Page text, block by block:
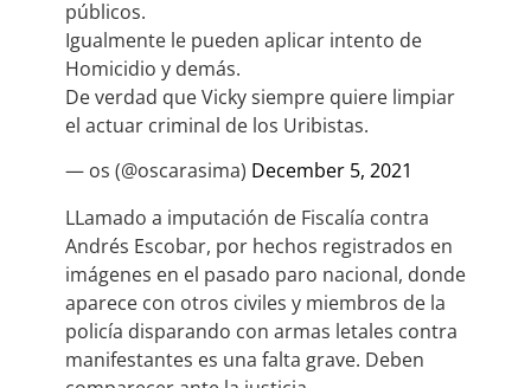
públicos.
Igualmente le pueden aplicar intento de
Homicidio y demás.
De verdad que Vicky siempre quiere limpiar
el actuar criminal de los Uribistas.
— os (@oscarasima) December 5, 2021
LLamado a imputación de Fiscalía contra
Andrés Escobar, por hechos registrados en
imágenes en el pasado paro nacional, donde
aparece con otros civiles y miembros de la
policía disparando con armas letales contra
manifestantes es una falta grave. Deben